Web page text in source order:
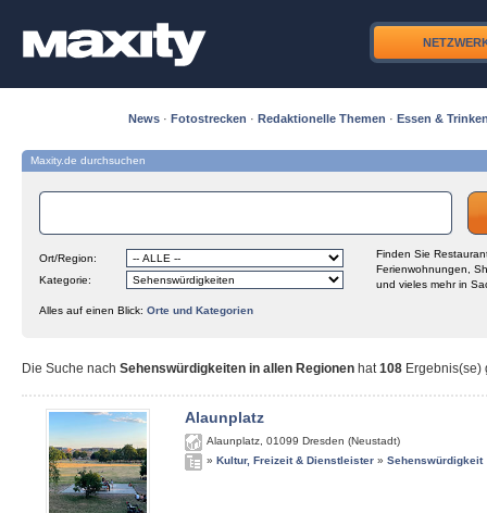
News · Fotostrecken · Redaktionelle Themen · Essen &
Maxity.de durchsuchen
Ort/Region:
Kategorie:
Finden Sie
Ferienwohnungen,
und vieles mehr in
Alles auf einen Blick: Orte und Kategorien
Die Suche nach Sehenswürdigkeiten in allen Regionen hat108 Ergebnis(se)
Alaunplatz
Alaunplatz 01099 Dresden (Neustadt)
» Kultur, Freizeit & Dienstleister » Sehenswürdigkeit